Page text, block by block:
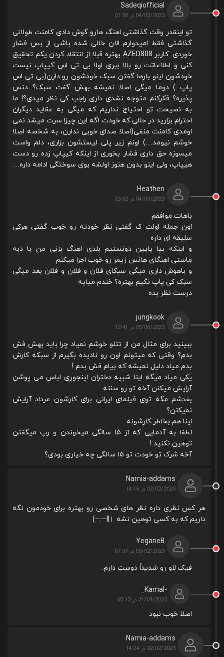
Sadeqiofficial
04/05/2023 در 01:50
تو اینقدر وقت گذاشتی اهنگ هارو گوش دادی کامنت طولانی
گذاشتی فقط امیدوارم الان خالی شده باشی از بس فشار
خوردی. کاربر AZED808 بهتره قبلا از انتقاد کردن یکم تحقیق
کنی و اطلاعاتت رو بالا ببری اولا بی تی اس کیپاپ نیست
خودشون اینو بارها گفتن سبک خودشون رو دارن(بی تی اس
پاپ ) دوما میگی اصلا نمیشه بهش گفت سبک؟ دنس
پذیره؟ فکرکنم متوجه نشدی داری راجب کی نظر میدی؟! ما
به نصیحت تو احتیاج نداریم که میگی به عقاید دیگران
احترام بزارید در حالی که خودت اگه این چیزا سرت میشد نمی
اومدی کامنت منفی(اصلا صدای خوبی ندارن، به شخصه اصلا
خوشم نیومد…) اونم زیر پلی لیستشون بزاری، دلم واست
میسوزه حق داری فشار بخوری از اینکه کیپاپ زده رو دست
هیپاپ، ولی اینو بدون هنوز اولشه بوی سوختگی ادامه داره…
Heathen
04/05/2023 در 23:52
باهات موافقم
اون جمله اولت ک گفتی نظر خودته رو خوب گفتی هرکی
سلیقه ای داره
و اینکه بیا پایین دونستیم بلدی اهنگ بزنی من با دبه
ماستی اهنگای هانس زیمر رو خوب اجرا میکنم
و باهوش داری میگی سبکای فلان و فلان و فلان بعد میگی
سبک کی پاپ نگیم بهتره؟ خندم میایه
درست نظر بده
jungkook
05/06/2023 در 12:41
ببینید برای مثال من از تتلو خوشم نمیاد چرا باید بهش فش
بدم؟ وقتی که میتونم اون رو نادیده بگیرم از سبکه کارش
بدم میاد دلیل نمیشه که بیام فش بدم !
یکی میاد میگه اینا شبیه دختران اینجوری لباس می پوشن
آرایش میکنن آخه تو رو سننه
بعدشم مگه توی فیلمای ایرانی برای کارشون مرداد آرایش
نمیکنن؟
اینا هم بخاطر کارشونه
لطفا به آدمایی که از ۱۵ سالگی میخوندن و رپ میگفتن
توهین نکنید !
آخه شرک تو خودت تو ۱۵ سالگی چه خیاری بودی؟
Narnia-addams
02/02/2023 در 14:16
هر کس نظری داره نظر های شخصی رو بهتره برای خودمون نگه
داریم که به کسی توهین نشه⁦(⁠─⁠.⁠─⁠|⁠|⁠）⁩
YeganeB
05/02/2023 در 07:37
فیک لاو رو شدیداً دوست دارم.
-Kamal_
21/04/2023 در 00:13
اصلا خوب نبود
Narnia-addams
02/02/2023 در 14:24